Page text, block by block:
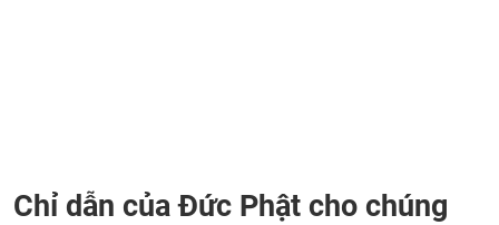
Chỉ dẫn của Đức Phật cho chúng